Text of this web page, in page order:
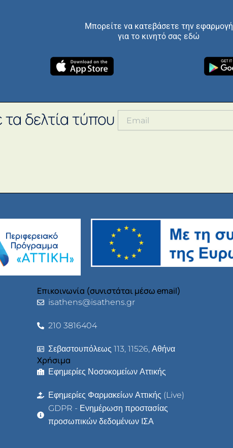
Μπορείτε να κατεβάσετε την εφαρμογή
για το κινητό σας εδώ
δελτία τύπου
Επικοινωνία (συνιστάται μέσω email)
isathens@isathens.gr
210 3816404
Σεβαστουπόλεως 113, 11526, Αθήνα
Χρήσιμα
Εφημερίες Νοσοκομείων Αττικής
Εφημερίες Φαρμακείων Αττικής (Live)
GDPR - Ενημέρωση προστασίας
προσωπικών δεδομένων ΙΣΑ